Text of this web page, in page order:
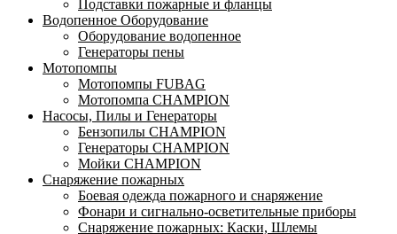
Подставки пожарные и фланцы
Водопенное Оборудование
Оборудование водопенное
Генераторы пены
Мотопомпы
Мотопомпы FUBAG
Мотопомпа CHAMPION
Насосы, Пилы и Генераторы
Бензопилы CHAMPION
Генераторы CHAMPION
Мойки CHAMPION
Снаряжение пожарных
Боевая одежда пожарного и снаряжение
Фонари и сигнально-осветительные приборы
Снаряжение пожарных: Каски, Шлемы